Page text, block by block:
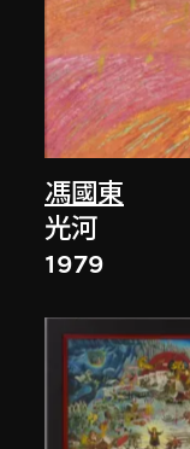
馮國東
光河
1979